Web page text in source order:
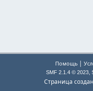
Помощь |
SMF 2.1.4 © 2023,
Страница